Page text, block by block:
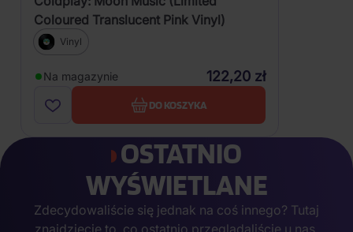
Coloured Translucent Pink Vinyl)
Vinyl
Na magazynie 122,20 zł
DO KOSZYKA
OSTATNIO
WYŚWIETLANE
Zdecydowaliście się jednak na coś innego? Tutaj